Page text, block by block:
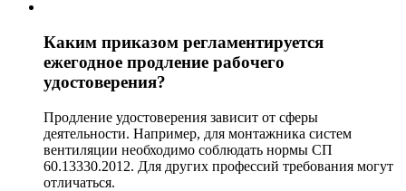
Каким приказом регламентируется
ежегодное продление рабочего
удостоверения?
Продление удостоверения зависит от сферы
деятельности. Например, для монтажника систем
вентиляции необходимо соблюдать нормы СП
60.13330.2012. Для других профессий требования могут
отличаться.